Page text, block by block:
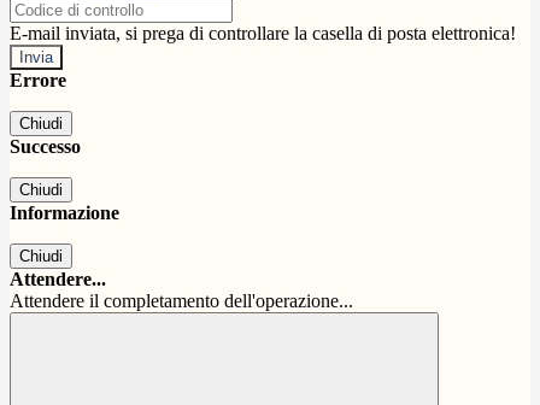
E-mail inviata, si prega di controllare la casella di posta elettronica!
Errore
Chiudi
Successo
Chiudi
Informazione
Chiudi
Attendere...
Attendere il completamento dell'operazione...